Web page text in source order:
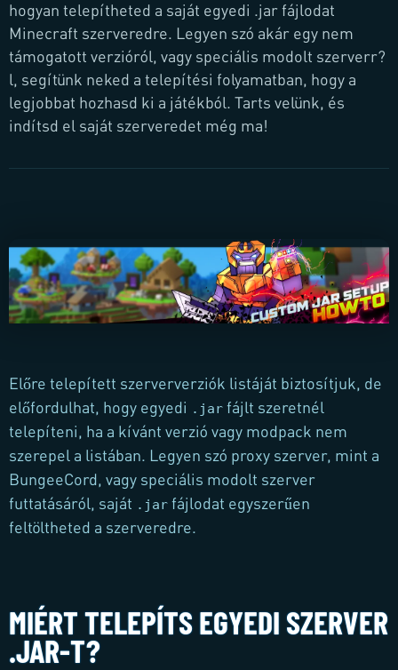
hogyan telepítheted a saját egyedi .jar fájlodat
Minecraft szerveredre. Legyen szó akár egy nem
támogatott verzióról, vagy speciális modolt szerverr?
l, segítünk neked a telepítési folyamatban, hogy a
legjobbat hozhasd ki a játékból. Tarts velünk, és
indítsd el saját szerveredet még ma!
Előre telepített szerververziók listáját biztosítjuk, de
előfordulhat, hogy egyedi .jar fájlt szeretnél
telepíteni, ha a kívánt verzió vagy modpack nem
szerepel a listában. Legyen szó proxy szerver, mint a
BungeeCord, vagy speciális modolt szerver
futtatásáról, saját .jar fájlodat egyszerűen
feltöltheted a szerveredre.
MIÉRT TELEPÍTS EGYEDI SZERVER
.JAR-T?